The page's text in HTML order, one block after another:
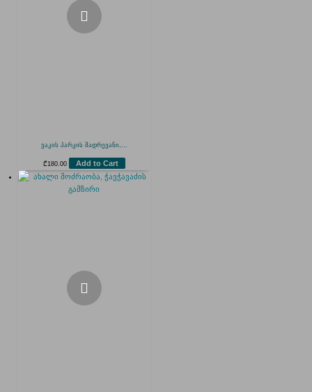
ვაკის პარკის შადრევანი,...
₾ 180.00 Add to Cart